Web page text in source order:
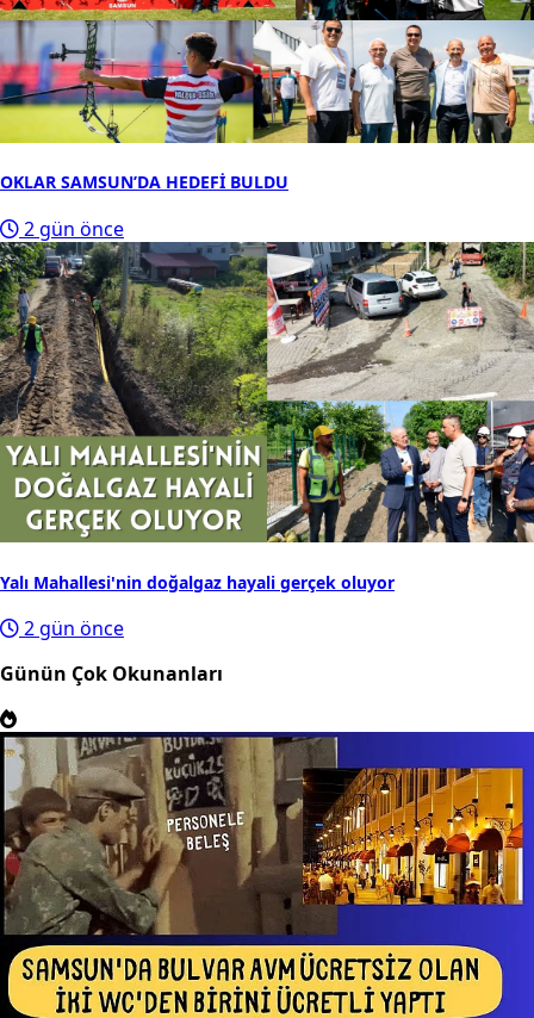
OKLAR SAMSUN’DA HEDEFİ BULDU
2 gün önce
Yalı Mahallesi'nin doğalgaz hayali gerçek oluyor
2 gün önce
Günün Çok Okunanları